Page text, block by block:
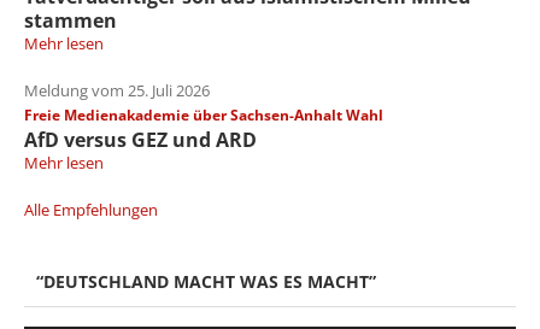
stammen
Mehr lesen
Meldung vom 25. Juli 2026
Freie Medienakademie über Sachsen-Anhalt Wahl
AfD versus GEZ und ARD
Mehr lesen
Alle Empfehlungen
“DEUTSCHLAND MACHT WAS ES MACHT”